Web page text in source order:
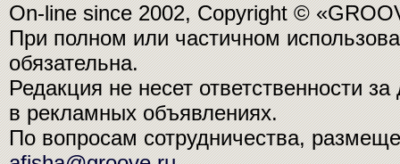
On-line since 2002, Copyright ©
При полном или частичном
обязательна.
Редакция не несет ответственности
в рекламных объявлениях.
По вопросам сотрудничества,